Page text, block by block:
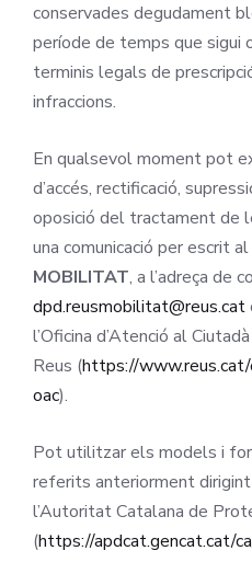
conservades degudament
període de temps que sigui
terminis legals de
infraccions.
En qualsevol moment pot
d’accés, rectificació,
oposició del tractament de
una comunicació per escrit
MOBILITAT, a l’adreça de
dpd.reusmobilitat@reus.cat
l’Oficina d’Atenció al
Reus (https://
oac).
Pot utilitzar els models i
referits anteriorment
l’Autoritat Catalana de
(https://apdcat.gencat.cat/